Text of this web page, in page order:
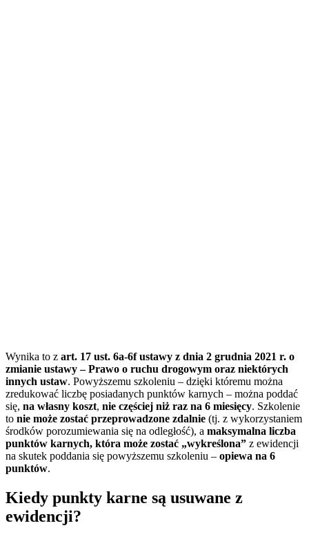
Wynika to z art. 17 ust. 6a-6f ustawy z dnia 2 grudnia 2021 r. o
zmianie ustawy – Prawo o ruchu drogowym oraz niektórych
innych ustaw. Powyższemu szkoleniu – dzięki któremu można
zredukować liczbę posiadanych punktów karnych – można poddać
się, na własny koszt, nie częściej niż raz na 6 miesięcy. Szkolenie
to nie może zostać przeprowadzone zdalnie (tj. z wykorzystaniem
środków porozumiewania się na odległość), a maksymalna liczba
punktów karnych, która może zostać „wykreślona” z ewidencji
na skutek poddania się powyższemu szkoleniu – opiewa na 6
punktów.
Kiedy punkty karne są usuwane z
ewidencji?